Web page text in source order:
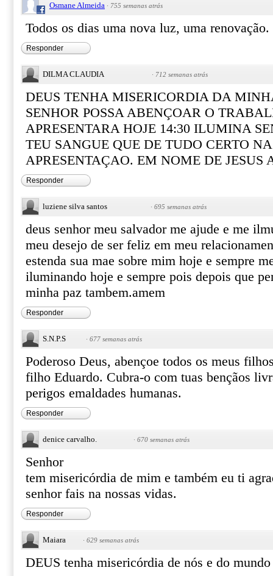
Osmane Almeida · 755 semanas atrás
Todos os dias uma nova luz, uma renovação.
Responder
DILMA CLAUDIA · 712 semanas atrás
DEUS TENHA MISERICORDIA DA
SENHOR POSSA ABENÇOAR O
APRESENTARA HOJE 14:30 ILUMINA
TEU SANGUE QUE DE TUDO CERTO
APRESENTAÇAO. EM NOME DE JESUS
Responder
luziene silva santos · 695 semanas atrás
deus senhor meu salvador me ajude e me
meu desejo de ser feliz em meu
estenda sua mae sobre mim hoje e sempre
iluminando hoje e sempre pois depois que
minha paz tambem.amem
Responder
S.N.P.S · 677 semanas atrás
Poderoso Deus, abençoe todos os meus
filho Eduardo. Cubra-o com tuas bençãos
perigos emaldades humanas.
Responder
denice carvalho. · 670 semanas atrás
Senhor
tem misericórdia de mim e também eu ti
senhor fais na nossas vidas.
Responder
Maiara · 629 semanas atrás
DEUS tenha misericórdia de nós e do